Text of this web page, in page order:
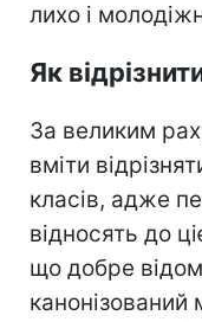
лихо і
Як
За великим
вміти
класів, адже
відносять до
що добре
канонізований